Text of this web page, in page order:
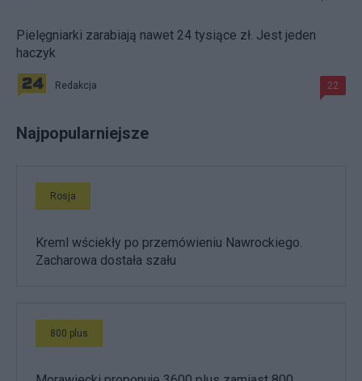
Pielęgniarki zarabiają nawet 24 tysiące zł. Jest jeden
haczyk
Redakcja 22
Najpopularniejsze
Rosja
Kreml wściekły po przemówieniu Nawrockiego.
Zacharowa dostała szału
800 plus